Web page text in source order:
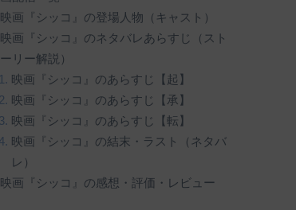
映画『シッコ』の登場人物（キャスト）
映画『シッコ』のネタバレあらすじ（スト
ーリー解説）
映画『シッコ』のあらすじ【起】
映画『シッコ』のあらすじ【承】
映画『シッコ』のあらすじ【転】
映画『シッコ』の結末・ラスト（ネタバ
レ）
映画『シッコ』の感想・評価・レビュー